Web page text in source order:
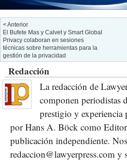
< Anterior
El Bufete Mas y Calvet y Smart Global
Privacy colaboran en sesiones
técnicas sobre herramientas para la
gestión de la privacidad
Redacción
La redacción de
componen periodistas
prestigio y
por Hans A. Böck como
publicación independiente.
redaccion@lawyerpress.com y